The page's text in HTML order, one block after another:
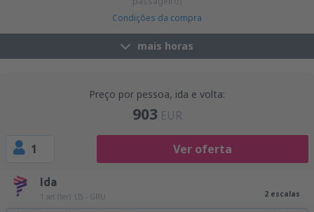
Condições da compra
mais horas
Preço por pessoa, ida e volta:
903 EUR
1 Ver oferta
Ida
1 set (ter) LIS - GRU 2 escalas